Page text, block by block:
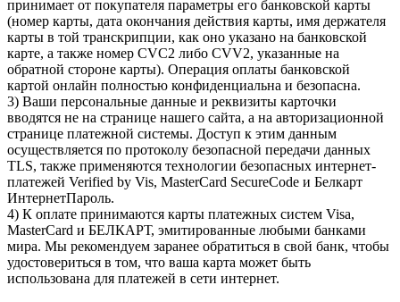
принимает от покупателя параметры его банковской карты
(номер карты, дата окончания действия карты, имя держателя
карты в той транскрипции, как оно указано на банковской
карте, а также номер CVC2 либо CVV2, указанные на
обратной стороне карты). Операция оплаты банковской
картой онлайн полностью конфиденциальна и безопасна.
3) Ваши персональные данные и реквизиты карточки
вводятся не на странице нашего сайта, а на авторизационной
странице платежной системы. Доступ к этим данным
осуществляется по протоколу безопасной передачи данных
TLS, также применяются технологии безопасных интернет-
платежей Verified by Vis, MasterCard SecureСode и Белкарт
ИнтернетПароль.
4) К оплате принимаются карты платежных систем Visa,
MasterCard и БЕЛКАРТ, эмитированные любыми банками
мира. Мы рекомендуем заранее обратиться в свой банк, чтобы
удостовериться в том, что ваша карта может быть
использована для платежей в сети интернет.